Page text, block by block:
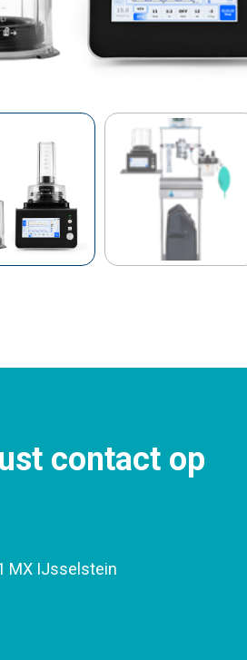
contact op
MX IJsselstein